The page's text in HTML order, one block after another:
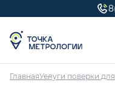
ГлавнаяУслуги поверки